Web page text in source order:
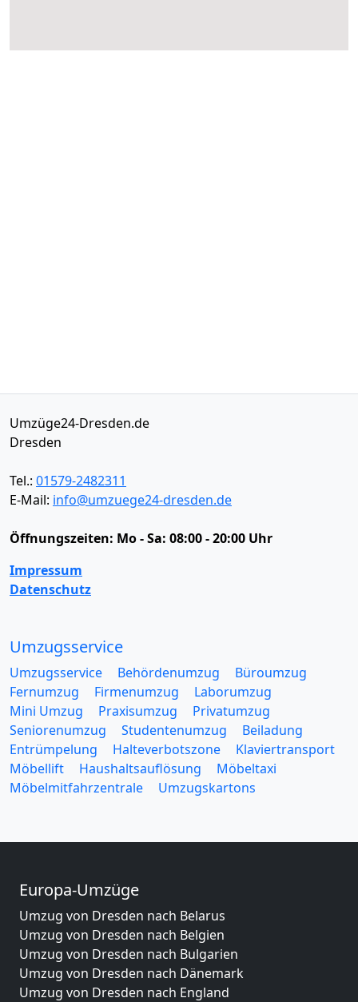
Umzüge24-Dresden.de
Dresden
Tel.: 01579-2482311
E-Mail: info@umzuege24-dresden.de
Öffnungszeiten: Mo - Sa: 08:00 - 20:00 Uhr
Impressum
Datenschutz
Umzugsservice
Umzugsservice Behördenumzug
Büroumzug
Fernumzug
Firmenumzug
Laborumzug
Mini Umzug
Praxisumzug
Privatumzug
Seniorenumzug
Studentenumzug
Beiladung
Entrümpelung
Halteverbotszone
Klaviertransport
Möbellift
Haushaltsauflösung
Möbeltaxi
Möbelmitfahrzentrale
Umzugskartons
Europa-Umzüge
Umzug von Dresden nach Belarus
Umzug von Dresden nach Belgien
Umzug von Dresden nach Bulgarien
Umzug von Dresden nach Dänemark
Umzug von Dresden nach England